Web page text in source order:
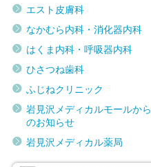
エスト皮膚科
なかむら内科・消化器内科
はくま内科・呼吸器内科
ひさつね歯科
ふじねクリニック
岩見沢メディカルモールから
のお知らせ
岩見沢メディカル薬局